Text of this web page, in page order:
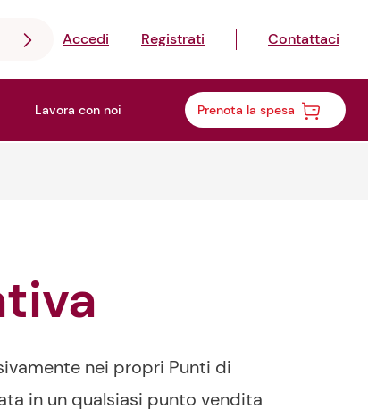
Accedi Registrati Contattaci
Lavora con noi Prenota la spesa
nei propri Punti di
in un qualsiasi punto vendita